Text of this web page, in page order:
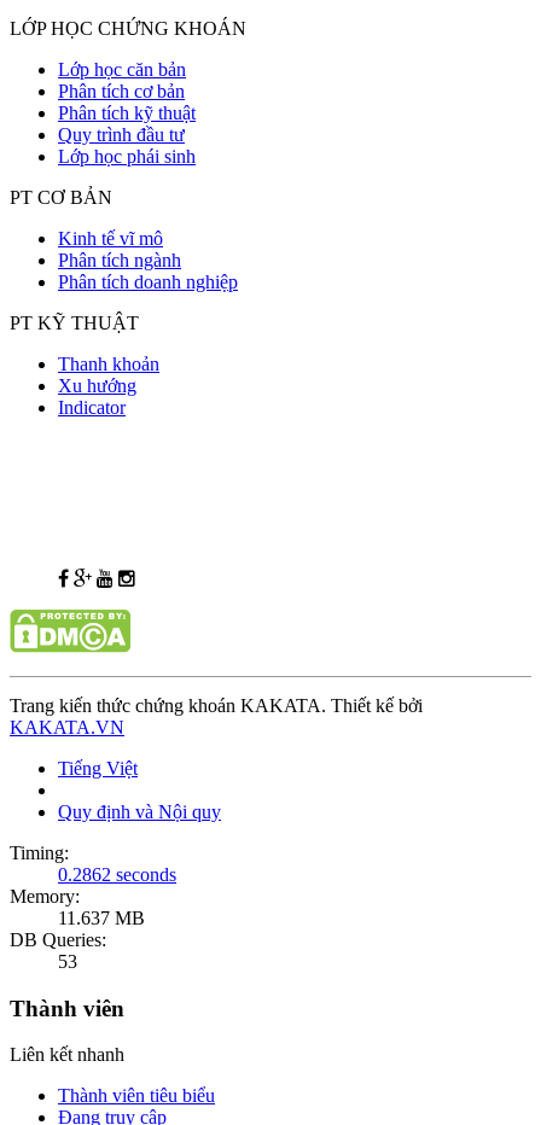
LỚP HỌC CHỨNG KHOÁN
Lớp học căn bản
Phân tích cơ bản
Phân tích kỹ thuật
Quy trình đầu tư
Lớp học phái sinh
PT CƠ BẢN
Kinh tế vĩ mô
Phân tích ngành
Phân tích doanh nghiệp
PT KỸ THUẬT
Thanh khoản
Xu hướng
Indicator
Trang kiến thức chứng khoán KAKATA. Thiết kế bởi
KAKATA.VN
Tiếng Việt
Quy định và Nội quy
Timing:
0.2862 seconds
Memory:
11.637 MB
DB Queries:
53
Thành viên
Liên kết nhanh
Thành viên tiêu biểu
Đang truy cập